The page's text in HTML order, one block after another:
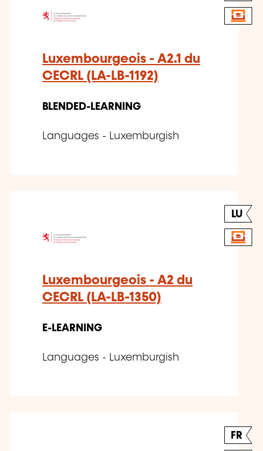
Luxembourgeois - A2.1 du
CECRL (LA-LB-1192)
BLENDED-LEARNING
Languages - Luxemburgish
LU
Luxembourgeois - A2 du
CECRL (LA-LB-1350)
E-LEARNING
Languages - Luxemburgish
FR